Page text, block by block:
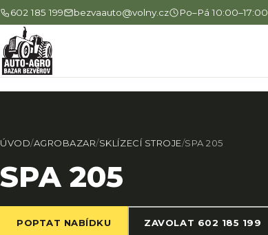
602 185 199 bezvaauto@volny.cz Po–Pá 10:00–17:00
ÚVOD/AGROBAZAR/SKLÍZECÍ STROJE/SPA 205
SPA 205
POPTAT NABÍDKU ZAVOLAT 602 185 199